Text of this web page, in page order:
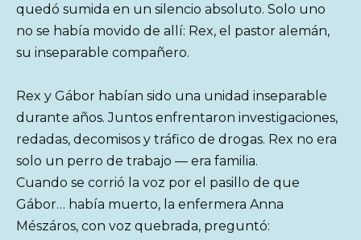
quedó sumida en un silencio absoluto. Solo uno
no se había movido de allí: Rex, el pastor alemán,
su inseparable compañero.
Rex y Gábor habían sido una unidad inseparable
durante años. Juntos enfrentaron investigaciones,
redadas, decomisos y tráfico de drogas. Rex no era
solo un perro de trabajo — era familia.
Cuando se corrió la voz por el pasillo de que
Gábor… había muerto, la enfermera Anna
Mészáros, con voz quebrada, preguntó: